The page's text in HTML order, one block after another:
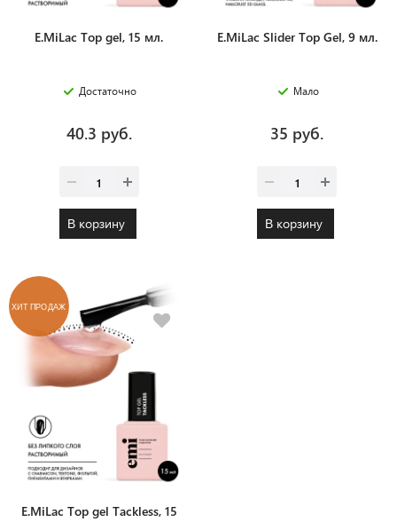
E.MiLac Top gel, 15 мл.
Достаточно
40.3 руб.
В корзину
E.MiLac Slider Top Gel, 9 мл.
Мало
35 руб.
В корзину
ХИТ ПРОДАЖ
E.MiLac Top gel Tackless, 15